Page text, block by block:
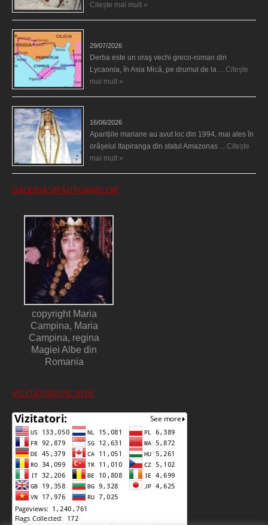
Citește mai mult »
29/07/2026
Derba este un oraş vechi greco-roman din
Lycaonia, în Asia Mică, pe drumul de la …Citește
mai mult »
16/06/2026
Aparițiile mariane au avut loc din 1994, mai ales în
orășelul Itapiranga din statul Amazonas …Citește
mai mult »
GALERIA VRĂJITOARELOR
copyright Maria
Campina, Maria
Campina, regina
Magiei Albe din
Romania
VIZITATORI PE SITE